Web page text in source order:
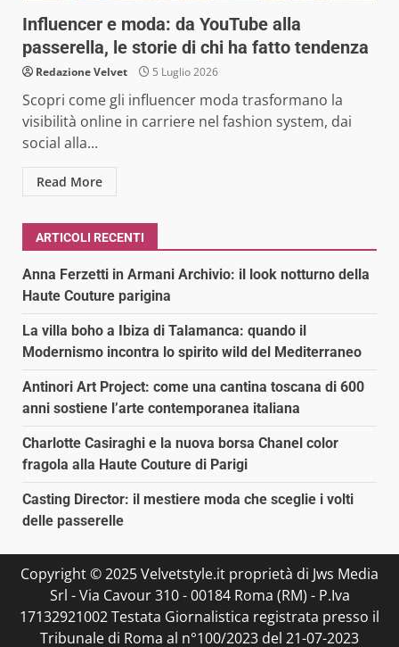
Influencer e moda: da YouTube alla
passerella, le storie di chi ha fatto tendenza
Redazione Velvet 5 Luglio 2026
Scopri come gli influencer moda trasformano la
visibilità online in carriere nel fashion system, dai
social alla...
Read More
ARTICOLI RECENTI
Anna Ferzetti in Armani Archivio: il look notturno della
Haute Couture parigina
La villa boho a Ibiza di Talamanca: quando il
Modernismo incontra lo spirito wild del Mediterraneo
Antinori Art Project: come una cantina toscana di 600
anni sostiene l’arte contemporanea italiana
Charlotte Casiraghi e la nuova borsa Chanel color
fragola alla Haute Couture di Parigi
Casting Director: il mestiere moda che sceglie i volti
delle passerelle
Copyright © 2025 Velvetstyle.it proprietà di Jws Media
Srl - Via Cavour 310 - 00184 Roma (RM) - P.Iva
17132921002 Testata Giornalistica registrata presso il
Tribunale di Roma al n°100/2023 del 21-07-2023